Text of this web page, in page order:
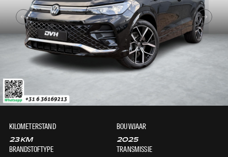
KILOMETERSTAND
23 KM
BOUWJAAR
2025
BRANDSTOFTYPE TRANSMISSIE